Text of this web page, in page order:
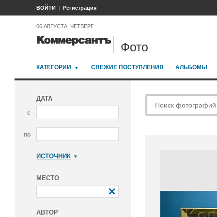
ВОЙТИ Регистрация
06 АВГУСТА, ЧЕТВЕРГ
Фото
КАТЕГОРИИ СВЕЖИЕ ПОСТУПЛЕНИЯ АЛЬБОМЫ
ДАТА
с
по
ИСТОЧНИК
МЕСТО
АВТОР